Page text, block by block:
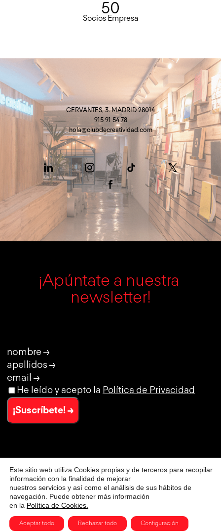
50
Socios Empresa
CERVANTES, 3. MADRID 28014
915 91 54 78
hola@clubdecreatividad.com
¡Apúntate a nuestra
newsletter!
nombre →
apellidos →
email →
He leído y acepto la Política de Privacidad
¡Suscríbete! →
© CLUB DE CREATIVIDAD
AVISO LEGAL
POLÍTICA DE PRIVACIDAD
POLÍTICA DE PRIVACIDAD DE REDES SOCIALES
CONDICIONES GENERALES
Este sitio web utiliza Cookies propias y de terceros para recopilar
información con la finalidad de mejorar
nuestros servicios y así como el análisis de sus hábitos de
navegación. Puede obtener más información
en la Política de Cookies.
Aceptar todo Rechazar todo Configuración